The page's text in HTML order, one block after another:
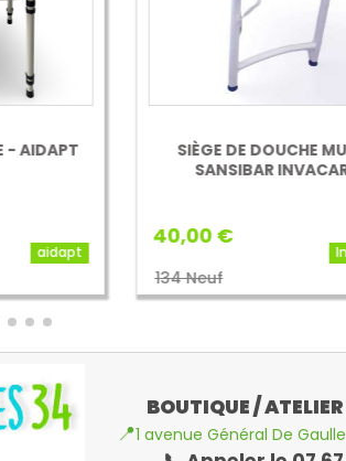
DOUCHE MURAL
CHAISE,
30,00 €
100 Neuf
BOUTIQUE /
📍1 avenue Général De